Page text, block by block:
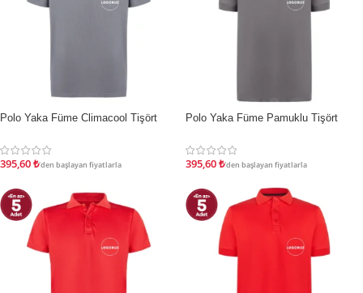
İNDIRIM
Polo Yaka Füme Climacool Tişört
395,60₺'den başlayan fiyatlarla
İNDIRIM
Polo Yaka Füme Pamuklu Tişört
395,60₺'den başlayan fiyatlarla